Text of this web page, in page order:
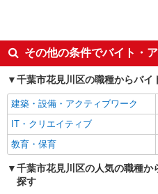
入社日応相談
女性活躍中
エルダー（50代～）活躍中
交通費支給
制服貸与
給与前払いOK
フリーター歓迎
朝
その他の条件でバイト・
千葉市花見川区の職種からバ
建築・設備・アクティブワーク
IT・クリエイティブ
教育・保育
千葉市花見川区の人気の職種
探す